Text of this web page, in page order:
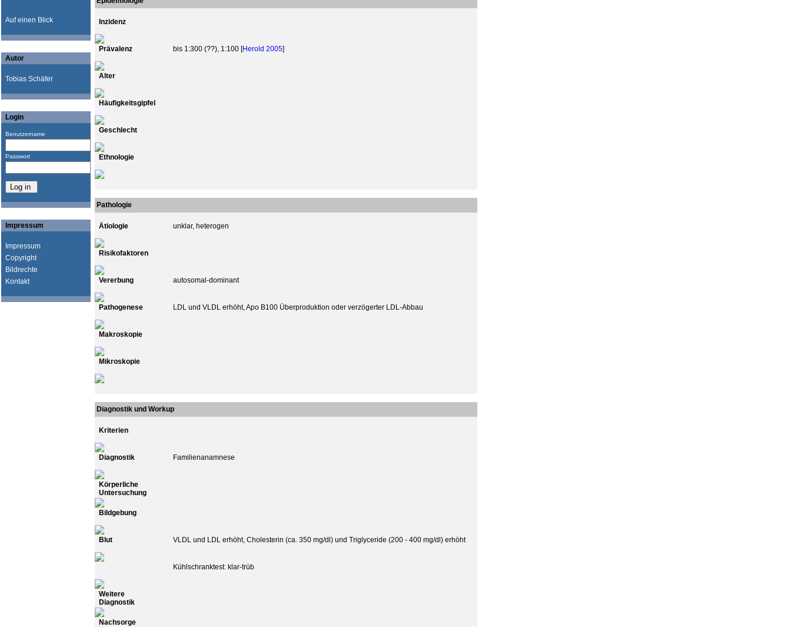
Auf einen Blick
Autor
Tobias Schäfer
Login
Benutzername
Passwort
Impressum
Impressum
Copyright
Bildrechte
Kontakt
Inzidenz
Prävalenz bis 1:300 (??), 1:100 [Herold 2005]
Alter
Häufigkeitsgipfel
Geschlecht
Ethnologie
Pathologie
Ätiologie unklar, heterogen
Risikofaktoren
Vererbung autosomal-dominant
Pathogenese LDL und VLDL erhöht, Apo B100 Überproduktion oder verzögerter LDL-Abbau
Makroskopie
Mikroskopie
Diagnostik und Workup
Kriterien
Diagnostik Familienanamnese
Körperliche
Untersuchung
Bildgebung
Blut VLDL und LDL erhöht, Cholesterin (ca. 350 mg/dl) und Triglyceride (200 - 400 mg/dl) erhöht
Kühlschranktest: klar-trüb
Weitere
Diagnostik
Nachsorge